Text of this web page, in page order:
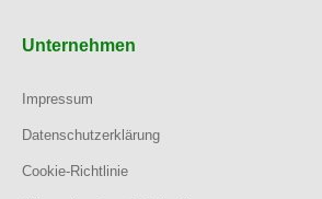
Unternehmen
Impressum
Datenschutzerklärung
Cookie-Richtlinie